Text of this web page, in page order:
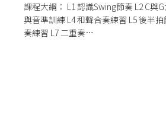
課程大綱： L1 認識Swing節奏 L2 C與
與音準訓練 L4 和聲合奏練習 L5 後半
奏練習 L7 二重奏…